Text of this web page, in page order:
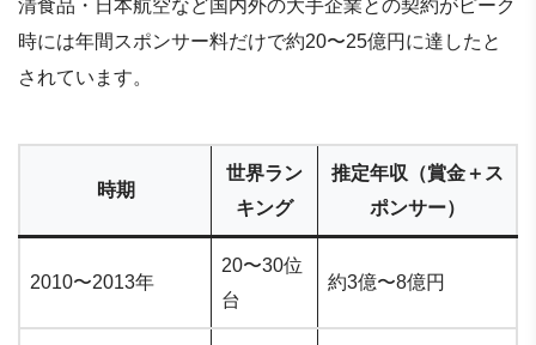
清食品・日本航空など国内外の大手企業との契約がピーク
時には年間スポンサー料だけで約20〜25億円に達したと
されています。
時期
世界ラン
キング
推定年収（賞金＋ス
ポンサー）
2010〜2013年
20〜30位
台
約3億〜8億円